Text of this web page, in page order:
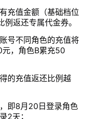
充值金额（基础档位
返还专属代金券。
号不同角色的充值将
，角色B累充50
的充值返还比例越
即8月20日登录角色
2天；